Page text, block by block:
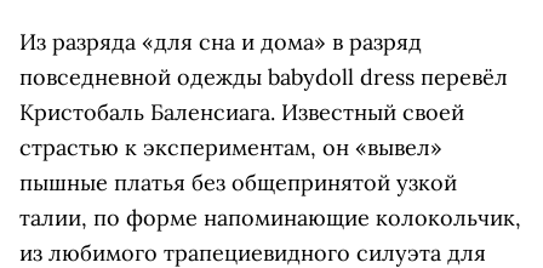
Из разряда «для сна и дома» в разряд
повседневной одежды babydoll dress перевёл
Кристобаль Баленсиага. Известный своей
страстью к экспериментам, он «вывел»
пышные платья без общепринятой узкой
талии, по форме напоминающие колокольчик,
из любимого трапециевидного силуэта для